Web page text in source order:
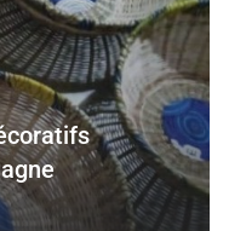
Location de Petites
Calebasses
(Pour Boissons et